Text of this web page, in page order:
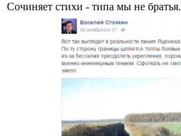
Сочиняет стихи - типа мы не братья.